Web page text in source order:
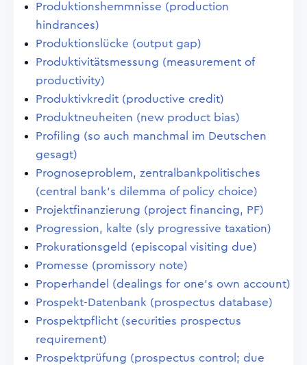
Produktionshemmnisse (production
hindrances)
Produktionslücke (output gap)
Produktivitätsmessung (measurement of
productivity)
Produktivkredit (productive credit)
Produktneuheiten (new product bias)
Profiling (so auch manchmal im Deutschen
gesagt)
Prognoseproblem, zentralbankpolitisches
(central bank's dilemma of policy choice)
Projektfinanzierung (project financing, PF)
Progression, kalte (sly progressive taxation)
Prokurationsgeld (episcopal visiting due)
Promesse (promissory note)
Properhandel (dealings for one's own account)
Prospekt-Datenbank (prospectus database)
Prospektpflicht (securities prospectus
requirement)
Prospektprüfung (prospectus control; due